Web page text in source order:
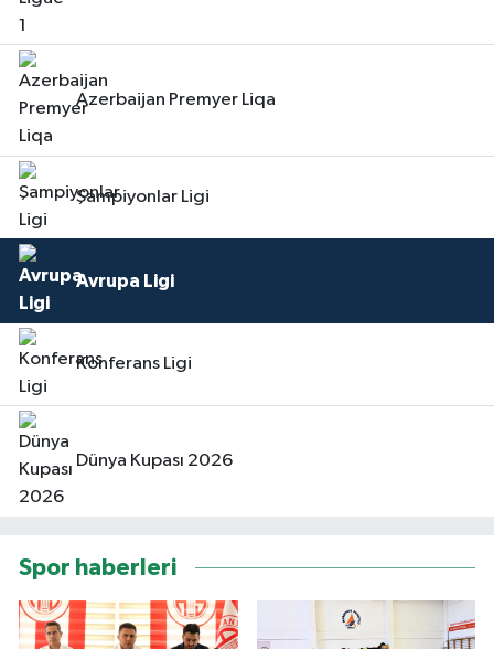
Azerbaijan Premyer Liqa
Şampiyonlar Ligi
Avrupa Ligi
Konferans Ligi
Dünya Kupası 2026
Spor haberleri